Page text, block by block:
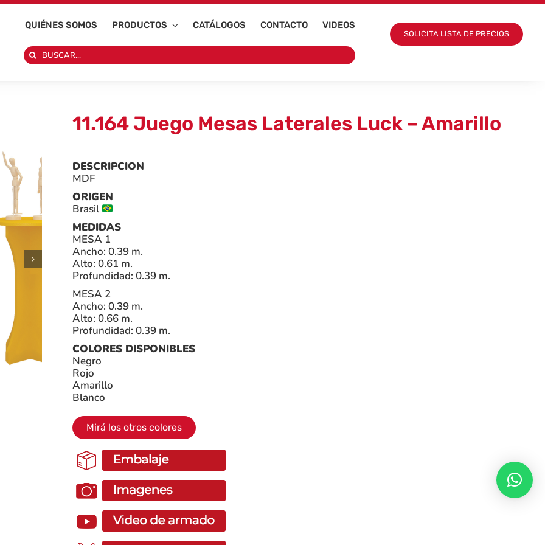
QUIÉNES SOMOS PRODUCTOS CATÁLOGOS CONTACTO VIDEOS
Search
for:
SOLICITA LISTA DE PRECIOS
11.164 Juego Mesas Laterales Luck – Amarillo
DESCRIPCION
MDF
ORIGEN
Brasil
MEDIDAS
MESA 1
Ancho: 0.39 m.
Alto: 0.61 m.
Profundidad: 0.39 m.
MESA 2
Ancho: 0.39 m.
Alto: 0.66 m.
Profundidad: 0.39 m.
COLORES DISPONIBLES
Negro
Rojo
Amarillo
Blanco
Mirá los otros colores